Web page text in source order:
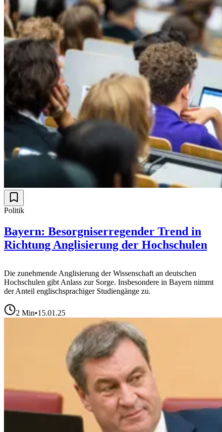
Politik
Bayern: Besorgniserregender Trend in
Richtung Anglisierung der Hochschulen
Die zunehmende Anglisierung der Wissenschaft an deutschen
Hochschulen gibt Anlass zur Sorge. Insbesondere in Bayern nimmt
der Anteil englischsprachiger Studiengänge zu.
2 Min•15.01.25